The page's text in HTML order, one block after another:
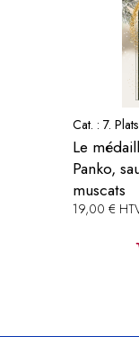
Cat. :7. Plats
Le
Panko,
muscats
19,00 €